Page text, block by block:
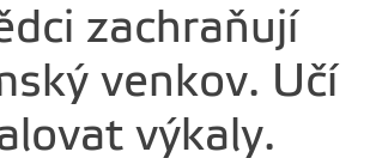
zachraňují
venkov. Učí
výkaly.